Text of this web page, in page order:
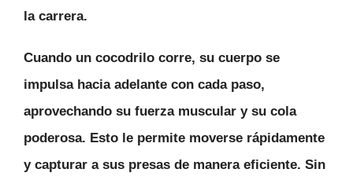
la carrera.
Cuando un cocodrilo corre, su cuerpo se
impulsa hacia adelante con cada paso,
aprovechando su fuerza muscular y su cola
poderosa. Esto le permite moverse rápidamente
y capturar a sus presas de manera eficiente. Sin